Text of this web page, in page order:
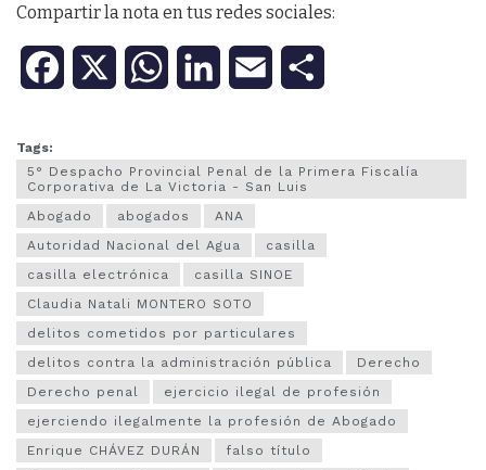
Compartir la nota en tus redes sociales:
e
b
o
o
k
W
t
s
A
p
p
k
e
d
I
n
i
l
p
a
i
r
Tags:
5° Despacho Provincial Penal de la Primera Fiscalía
Corporativa de La Victoria - San Luis
Abogado
abogados
ANA
Autoridad Nacional del Agua
casilla
casilla electrónica
casilla SINOE
Claudia Natali MONTERO SOTO
delitos cometidos por particulares
delitos contra la administración pública
Derecho
Derecho penal
ejercicio ilegal de profesión
ejerciendo ilegalmente la profesión de Abogado
Enrique CHÁVEZ DURÁN
falso título